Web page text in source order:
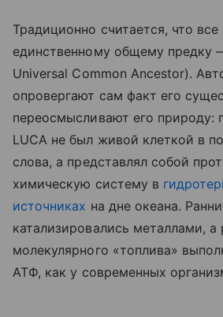
Традиционно считается, что
единственному общему предку
Universal Common Ancestor).
опровергают сам факт его
переосмысливают его природу:
LUCA не был живой клеткой в
слова, а представлял собой
химическую систему в
источниках на дне океана.
катализировались металлами, а
молекулярного «топлива»
АТФ, как у современных